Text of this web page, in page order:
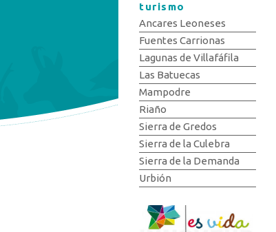
turismo
Ancares Leoneses
Fuentes Carrionas
Lagunas de Villafáfila
Las Batuecas
Mampodre
Riaño
Sierra de Gredos
Sierra de la Culebra
Sierra de la Demanda
Urbión